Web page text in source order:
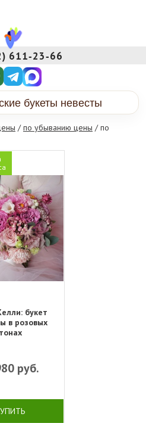
611‑23‑66
букеты невесты
/по убыванию цены / по
букет
в розовых
тонах
руб.